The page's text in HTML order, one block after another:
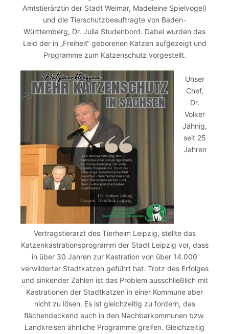
Amtstierärztin der Stadt Weimar, Madeleine Spielvogel)
und die Tierschutzbeauftragte von Baden-
Württemberg, Dr. Julia Studenbord. Dabei wurden das
Leid der in „Freiheit“ geborenen Katzen aufgezeigt und
Programme zum Katzenschutz vorgestellt.
Unser
Chef,
Dr.
Volker
Jähnig,
seit 25
Jahren
Vertragstierarzt des Tierheim Leipzig, stellte das
Katzenkastrationsprogramm der Stadt Leipzig vor, dass
in über 30 Jahren zur Kastration von über 14.000
verwilderter Stadtkatzen geführt hat. Trotz des Erfolges
und sinkender Zahlen ist das Problem ausschließlich mit
Kastrationen der Stadtkatzen in einer Kommune aber
nicht zu lösen. Es ist gleichzeitig zu fordern, das
flächendeckend auch in den Nachbarkommunen bzw.
Landkreisen ähnliche Programme greifen. Gleichzeitig